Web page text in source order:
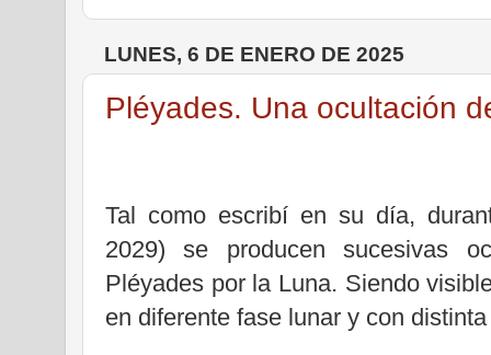
LUNES, 6 DE ENERO DE 2025
Pléyades. Una ocultación
Tal como escribí en su día,
2029) se producen sucesivas
Pléyades por la Luna. Siendo
en diferente fase lunar y con